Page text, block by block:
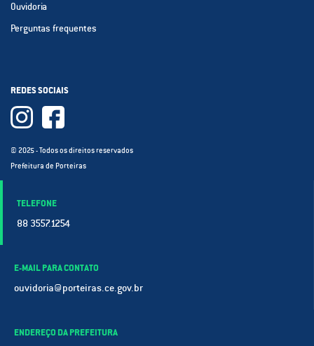
Ouvidoria
Perguntas frequentes
REDES SOCIAIS
© 2025 - Todos os direitos reservados
Prefeitura de Porteiras
TELEFONE
88 3557.1254
E-MAIL PARA CONTATO
ouvidoria@porteiras.ce.gov.br
ENDEREÇO DA PREFEITURA